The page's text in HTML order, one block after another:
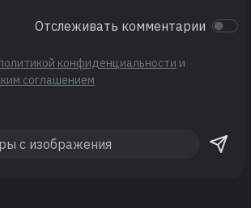
Отслеживать комментарии
политикой конфиденциальности и
соглашением